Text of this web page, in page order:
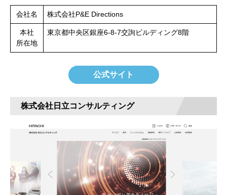
会社名 株式会社P&E Directions
本社
所在地
東京都中央区銀座6-8-7交詢ビルディング8階
公式サイト
株式会社日立コンサルティング